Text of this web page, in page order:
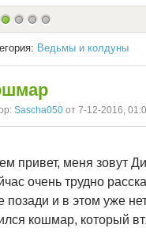
Ведьмы и колдуны
Sascha050 от 7-12-2016,
привет, меня зовут
очень трудно
позади и в этом уже
кошмар, который